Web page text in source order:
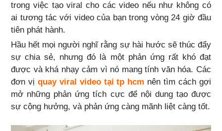
trong việc tạo viral cho các video nếu như không có
ai tương tác với video của bạn trong vòng 24 giờ đầu
tiên phát hành.
Hầu hết mọi người nghĩ rằng sự hài hước sẽ thúc đẩy
sự chia sẻ, nhưng đó là một phản ứng rất khó đạt
được và khá nhạy cảm vì nó mang tính văn hóa. Các
đơn vị quay viral video tại tp hcm nên tìm cách gợi
mở những phản ứng tích cực để nội dung tạo được
sự cộng hưởng, và phản ứng càng mãnh liệt càng tốt.